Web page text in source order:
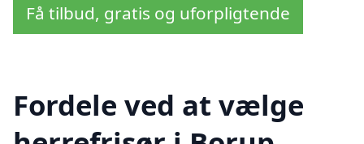
Få tilbud, gratis og uforpligtende
Fordele ved at vælge